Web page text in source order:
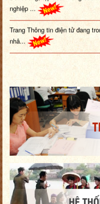
nghiệp ...
Trang Thông tin điện tử đang
nhâ...